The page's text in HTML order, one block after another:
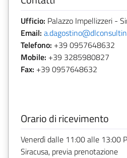
Ufficio: Palazzo Impellizzeri -
Email:
Telefono: +39 0957648632
Mobile: +39 3285980827
Fax: +39 0957648632
Orario di ricevimento
Venerdì dalle 11:00 alle 13:00
Siracusa, previa prenotazione